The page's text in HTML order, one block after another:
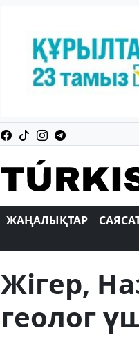
ЖАҢАЛЫҚТАР
Жігер,
геолог